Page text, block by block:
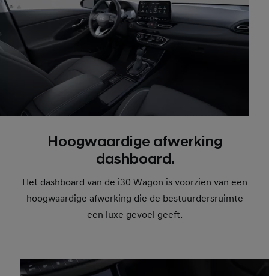
Hoogwaardige afwerking
dashboard.
Het dashboard van de i30 Wagon is voorzien van een
hoogwaardige afwerking die de bestuurdersruimte
een luxe gevoel geeft.